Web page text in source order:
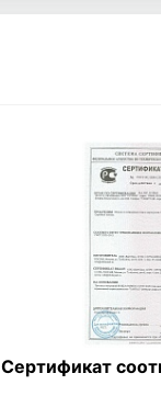
Сертификат